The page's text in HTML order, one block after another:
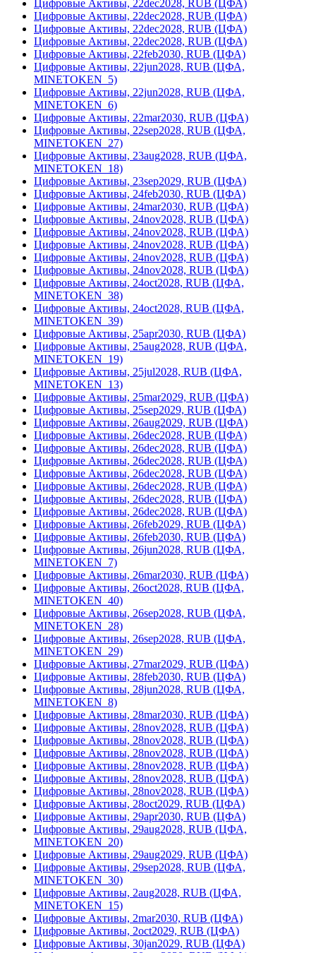
Цифровые Активы, 22dec2028, RUB (ЦФА)
Цифровые Активы, 22dec2028, RUB (ЦФА)
Цифровые Активы, 22dec2028, RUB (ЦФА)
Цифровые Активы, 22dec2028, RUB (ЦФА)
Цифровые Активы, 22feb2030, RUB (ЦФА)
Цифровые Активы, 22jun2028, RUB (ЦФА,
MINETOKEN_5)
Цифровые Активы, 22jun2028, RUB (ЦФА,
MINETOKEN_6)
Цифровые Активы, 22mar2030, RUB (ЦФА)
Цифровые Активы, 22sep2028, RUB (ЦФА,
MINETOKEN_27)
Цифровые Активы, 23aug2028, RUB (ЦФА,
MINETOKEN_18)
Цифровые Активы, 23sep2029, RUB (ЦФА)
Цифровые Активы, 24feb2030, RUB (ЦФА)
Цифровые Активы, 24mar2030, RUB (ЦФА)
Цифровые Активы, 24nov2028, RUB (ЦФА)
Цифровые Активы, 24nov2028, RUB (ЦФА)
Цифровые Активы, 24nov2028, RUB (ЦФА)
Цифровые Активы, 24nov2028, RUB (ЦФА)
Цифровые Активы, 24nov2028, RUB (ЦФА)
Цифровые Активы, 24oct2028, RUB (ЦФА,
MINETOKEN_38)
Цифровые Активы, 24oct2028, RUB (ЦФА,
MINETOKEN_39)
Цифровые Активы, 25apr2030, RUB (ЦФА)
Цифровые Активы, 25aug2028, RUB (ЦФА,
MINETOKEN_19)
Цифровые Активы, 25jul2028, RUB (ЦФА,
MINETOKEN_13)
Цифровые Активы, 25mar2029, RUB (ЦФА)
Цифровые Активы, 25sep2029, RUB (ЦФА)
Цифровые Активы, 26aug2029, RUB (ЦФА)
Цифровые Активы, 26dec2028, RUB (ЦФА)
Цифровые Активы, 26dec2028, RUB (ЦФА)
Цифровые Активы, 26dec2028, RUB (ЦФА)
Цифровые Активы, 26dec2028, RUB (ЦФА)
Цифровые Активы, 26dec2028, RUB (ЦФА)
Цифровые Активы, 26dec2028, RUB (ЦФА)
Цифровые Активы, 26dec2028, RUB (ЦФА)
Цифровые Активы, 26feb2029, RUB (ЦФА)
Цифровые Активы, 26feb2030, RUB (ЦФА)
Цифровые Активы, 26jun2028, RUB (ЦФА,
MINETOKEN_7)
Цифровые Активы, 26mar2030, RUB (ЦФА)
Цифровые Активы, 26oct2028, RUB (ЦФА,
MINETOKEN_40)
Цифровые Активы, 26sep2028, RUB (ЦФА,
MINETOKEN_28)
Цифровые Активы, 26sep2028, RUB (ЦФА,
MINETOKEN_29)
Цифровые Активы, 27mar2029, RUB (ЦФА)
Цифровые Активы, 28feb2030, RUB (ЦФА)
Цифровые Активы, 28jun2028, RUB (ЦФА,
MINETOKEN_8)
Цифровые Активы, 28mar2030, RUB (ЦФА)
Цифровые Активы, 28nov2028, RUB (ЦФА)
Цифровые Активы, 28nov2028, RUB (ЦФА)
Цифровые Активы, 28nov2028, RUB (ЦФА)
Цифровые Активы, 28nov2028, RUB (ЦФА)
Цифровые Активы, 28nov2028, RUB (ЦФА)
Цифровые Активы, 28nov2028, RUB (ЦФА)
Цифровые Активы, 28oct2029, RUB (ЦФА)
Цифровые Активы, 29apr2030, RUB (ЦФА)
Цифровые Активы, 29aug2028, RUB (ЦФА,
MINETOKEN_20)
Цифровые Активы, 29aug2029, RUB (ЦФА)
Цифровые Активы, 29sep2028, RUB (ЦФА,
MINETOKEN_30)
Цифровые Активы, 2aug2028, RUB (ЦФА,
MINETOKEN_15)
Цифровые Активы, 2mar2030, RUB (ЦФА)
Цифровые Активы, 2oct2029, RUB (ЦФА)
Цифровые Активы, 30jan2029, RUB (ЦФА)